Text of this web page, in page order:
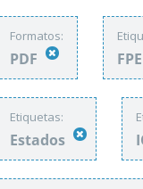
Formatos:
PDF FPE
Etiquetas:
Estados